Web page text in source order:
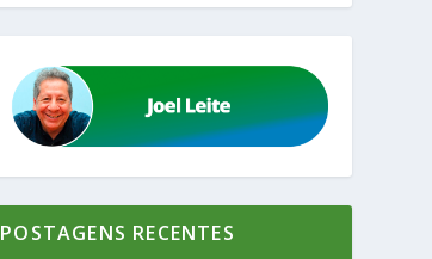
POSTAGENS RECENTES